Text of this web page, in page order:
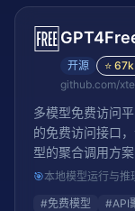
🆓
开源 ⭐ 67k
github.com/
多模型免费访问
的免费访问接口
型的聚合调用方案
🎯本地模型运行与推
#免费模型 #API